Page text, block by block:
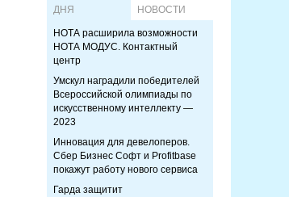
ДНЯ
НОВОСТИ
НОТА расширила возможности
НОТА МОДУС. Контактный
центр
Умскул наградили победителей
Всероссийской олимпиады по
искусственному интеллекту —
2023
Инновация для девелоперов.
Сбер Бизнес Софт и Profitbase
покажут работу нового сервиса
Гарда защитит